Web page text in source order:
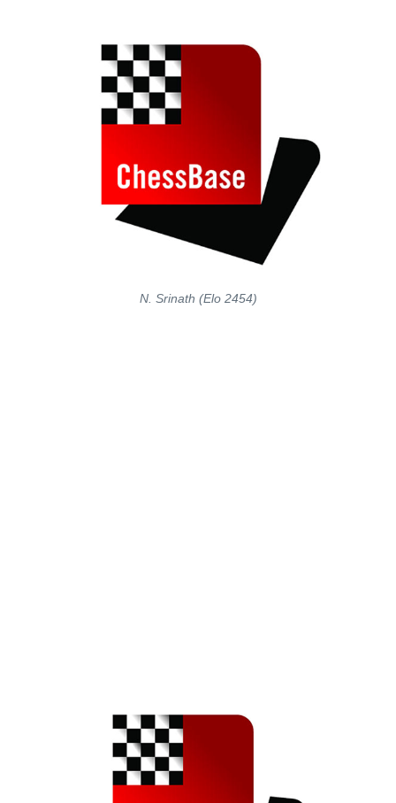
N. Srinath (Elo 2454)